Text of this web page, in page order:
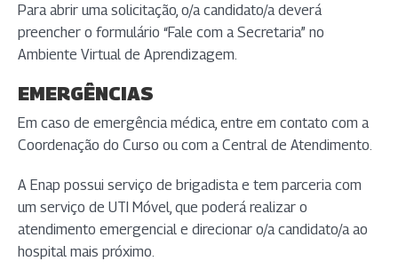
Para abrir uma solicitação, o/a candidato/a deverá
preencher o formulário “Fale com a Secretaria” no
Ambiente Virtual de Aprendizagem.
EMERGÊNCIAS
Em caso de emergência médica, entre em contato com a
Coordenação do Curso ou com a Central de Atendimento.
A Enap possui serviço de brigadista e tem parceria com
um serviço de UTI Móvel, que poderá realizar o
atendimento emergencial e direcionar o/a candidato/a ao
hospital mais próximo.